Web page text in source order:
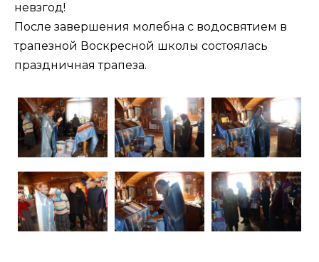
невзгод!
После завершения молебна с водосвятием в
трапезной Воскресной школы состоялась
праздничная трапеза.